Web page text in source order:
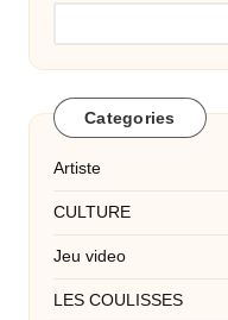
Categories
Artiste
CULTURE
Jeu video
LES COULISSES